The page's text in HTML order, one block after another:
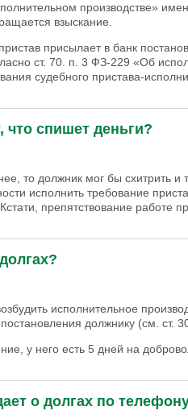
производстве»
взыскание.
присылает в банк
ст. 70. п. 3 ФЗ-229 «Об
судебного пристава-
что спишет деньги?
то должник мог бы схитрить и
исполнить требование
препятствование работе
исполнительное
должнику (см. ст.
у него есть 5 дней на
о долгах по